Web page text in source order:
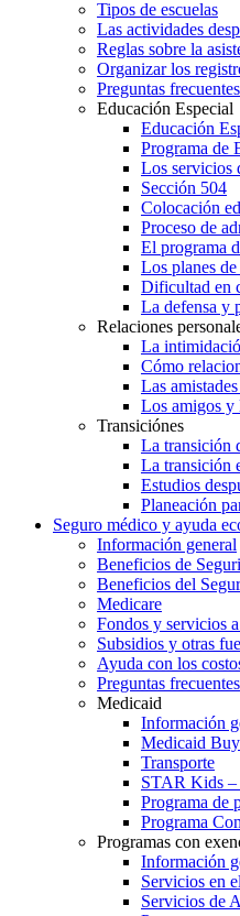
Tipos de escuelas
Las actividades
Reglas sobre la
Organizar los
Preguntas frecuentes
Educación Especial
Educación
Programa de
Los servicios
Sección 504
Colocación
Proceso de
El programa
Los planes
Dificultad en
La defensa y
Relaciones
La
Cómo
Las
Los amigos y
Transiciónes
La transición
La transición
Estudios
Planeación
Seguro médico y ayuda
Información general
Beneficios de
Beneficios del
Medicare
Fondos y servicios
Subsidios y otras
Ayuda con los
Preguntas frecuentes
Medicaid
Información
Medicaid
Transporte
STAR Kids –
Programa de
Programa
Programas con
Información
Servicios en
Servicios de